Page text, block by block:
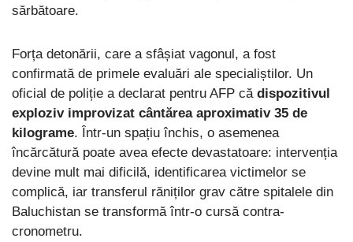
sărbătoare.
Forța detonării, care a sfâșiat vagonul, a fost
confirmată de primele evaluări ale specialiștilor. Un
oficial de poliție a declarat pentru AFP că dispozitivul
exploziv improvizat cântărea aproximativ 35 de
kilograme. Într-un spațiu închis, o asemenea
încărcătură poate avea efecte devastatoare: intervenția
devine mult mai dificilă, identificarea victimelor se
complică, iar transferul răniților grav către spitalele din
Baluchistan se transformă într-o cursă contra-
cronometru.